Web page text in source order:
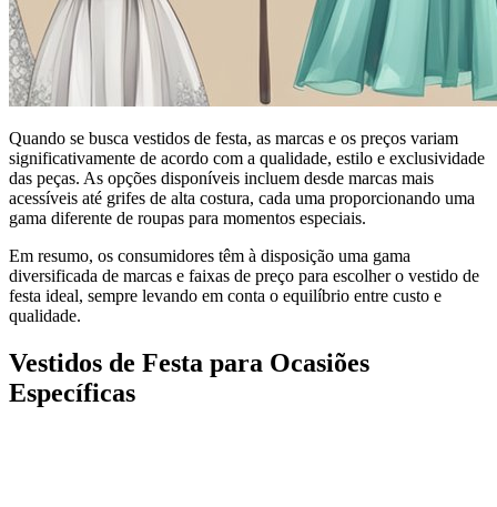
Quando se busca vestidos de festa, as marcas e os preços variam
significativamente de acordo com a qualidade, estilo e exclusividade
das peças. As opções disponíveis incluem desde marcas mais
acessíveis até grifes de alta costura, cada uma proporcionando uma
gama diferente de roupas para momentos especiais.
Em resumo, os consumidores têm à disposição uma gama
diversificada de marcas e faixas de preço para escolher o vestido de
festa ideal, sempre levando em conta o equilíbrio entre custo e
qualidade.
Vestidos de Festa para Ocasiões
Específicas